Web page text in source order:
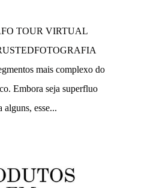
TOUR VIRTUAL
mais complexo do
Embora seja superfluo
alguns, esse...